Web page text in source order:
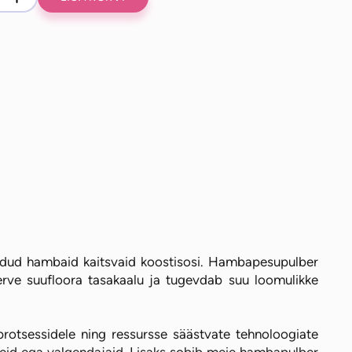
Hambapastad
hambaid kaitsvaid koostisosi. Hambapesupulber
suufloora tasakaalu ja tugevdab suu loomulikke
ning ressursse säästvate tehnoloogiate